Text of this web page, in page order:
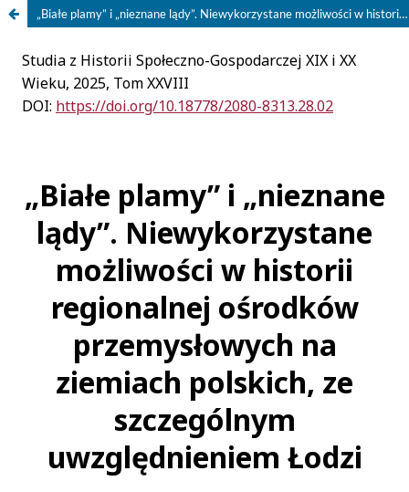
„Białe plamy” i „nieznane lądy”. Niewykorzystane możliwości w historii regionalnej ośrodków przemysłowych na ziemiach polskich, ze szczególnym uwzględnieniem Łodzi